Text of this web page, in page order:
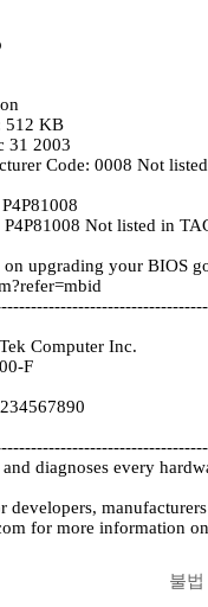
512 KB
31 2003
Code: 0008 Not
Not listed in
upgrading your BIOS
Computer Inc.
F
diagnoses every
developers,
for more information
불법